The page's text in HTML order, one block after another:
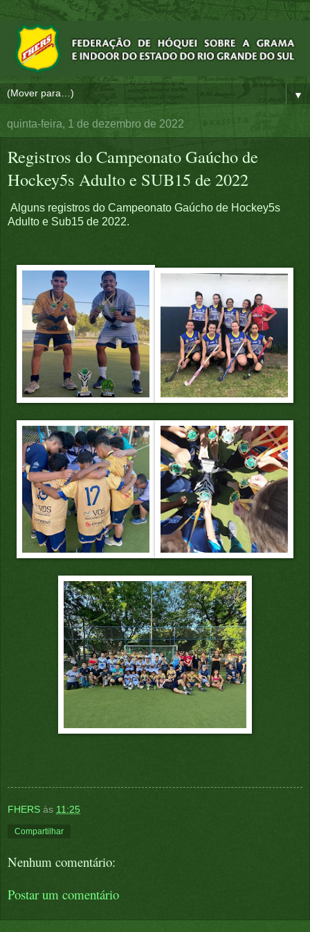
▼
quinta-feira, 1 de dezembro de 2022
Registros do Campeonato Gaúcho de
Hockey5s Adulto e SUB15 de 2022
Alguns registros do Campeonato Gaúcho de Hockey5s
Adulto e Sub15 de 2022.
FHERS às 11:25
Compartilhar
Nenhum comentário:
Postar um comentário